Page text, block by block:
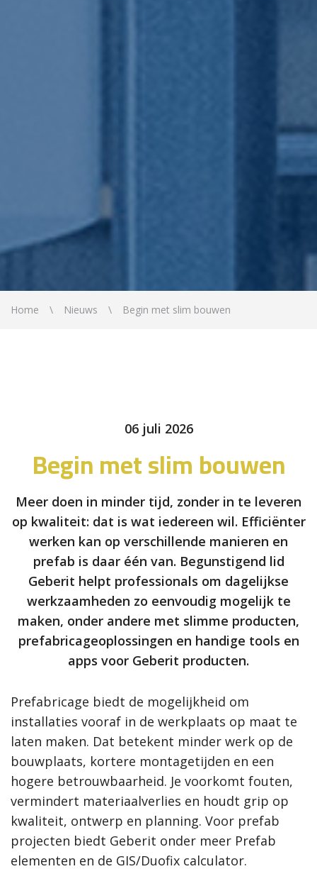
Home Nieuws Begin met slim bouwen
06 juli 2026
Begin met slim bouwen
Meer doen in minder tijd, zonder in te leveren
op kwaliteit: dat is wat iedereen wil. Efficiënter
werken kan op verschillende manieren en
prefab is daar één van. Begunstigend lid
Geberit helpt professionals om dagelijkse
werkzaamheden zo eenvoudig mogelijk te
maken, onder andere met slimme producten,
prefabricageoplossingen en handige tools en
apps voor Geberit producten.
Prefabricage biedt de mogelijkheid om
installaties vooraf in de werkplaats op maat te
laten maken. Dat betekent minder werk op de
bouwplaats, kortere montagetijden en een
hogere betrouwbaarheid. Je voorkomt fouten,
vermindert materiaalverlies en houdt grip op
kwaliteit, ontwerp en planning. Voor prefab
projecten biedt Geberit onder meer Prefab
elementen en de GIS/Duofix calculator.